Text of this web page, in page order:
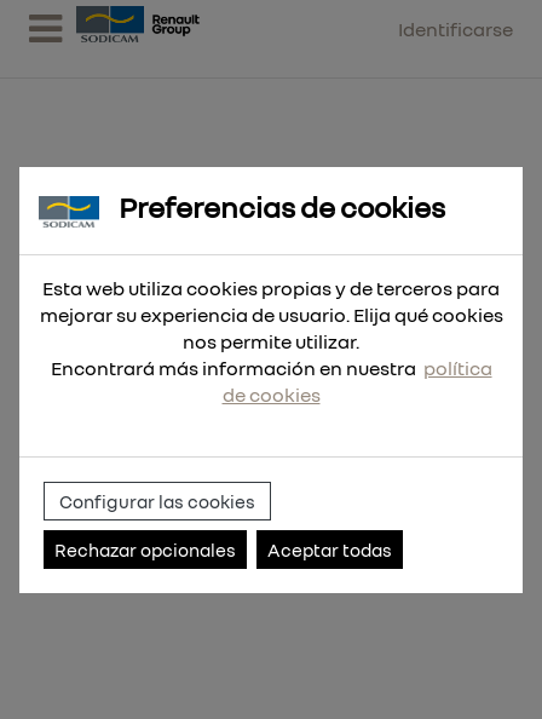
Identificarse
Broca SDS-Max MX4 4 filos
20x320
Preferencias de cookies
Esta web utiliza cookies propias y de terceros para
mejorar su experiencia de usuario. Elija qué cookies
nos permite utilizar.
Encontrará más información en nuestra política
de cookies
Configurar las cookies
Rechazar opcionales Aceptar todas